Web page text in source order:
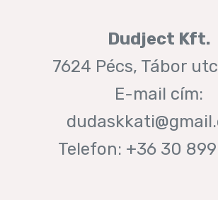
Dudject Kft.
7624 Pécs, Tábor
E-mail cím:
Telefon: +36 30